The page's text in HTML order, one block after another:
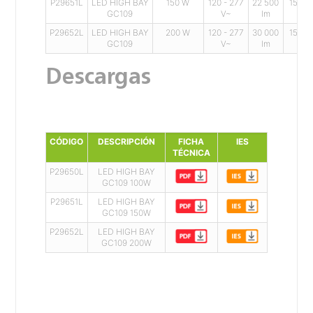
P29651L
LED HIGH BAY
GC109
150 W
120 - 277
V~
22 500
lm
150
P29652L
LED HIGH BAY
GC109
200 W
120 - 277
V~
30 000
lm
150
Descargas
CÓDIGO DESCRIPCIÓN
FICHA
TÉCNICA
IES
P29650L
LED HIGH BAY
GC109 100W
P29651L
LED HIGH BAY
GC109 150W
P29652L
LED HIGH BAY
GC109 200W